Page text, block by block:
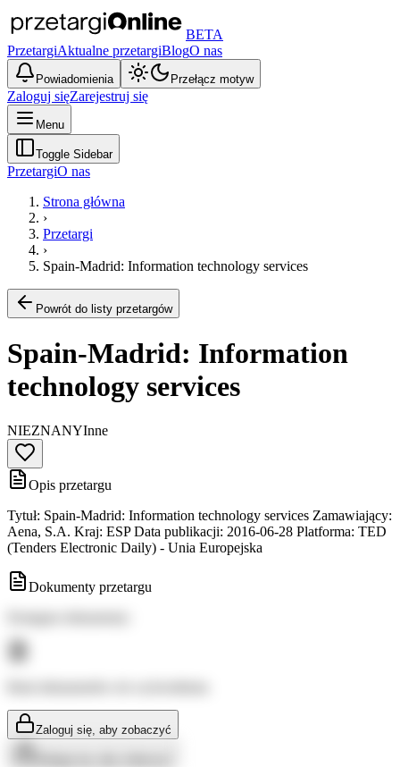
BETA
PrzetargiAktualne przetargiBlogO nas
Powiadomienia Przełącz motyw
Zaloguj sięZarejestruj się
Menu
Toggle Sidebar
PrzetargiO nas
Strona główna
›
Przetargi
›
Spain-Madrid: Information technology services
Powrót do listy przetargów
Spain-Madrid: Information
technology services
NIEZNANYInne
Opis przetargu
Tytuł: Spain-Madrid: Information technology services Zamawiający:
Aena, S.A. Kraj: ESP Data publikacji: 2016-06-28 Platforma: TED
(Tenders Electronic Daily) - Unia Europejska
Dokumenty przetargu
Zaloguj się, aby zobaczyć